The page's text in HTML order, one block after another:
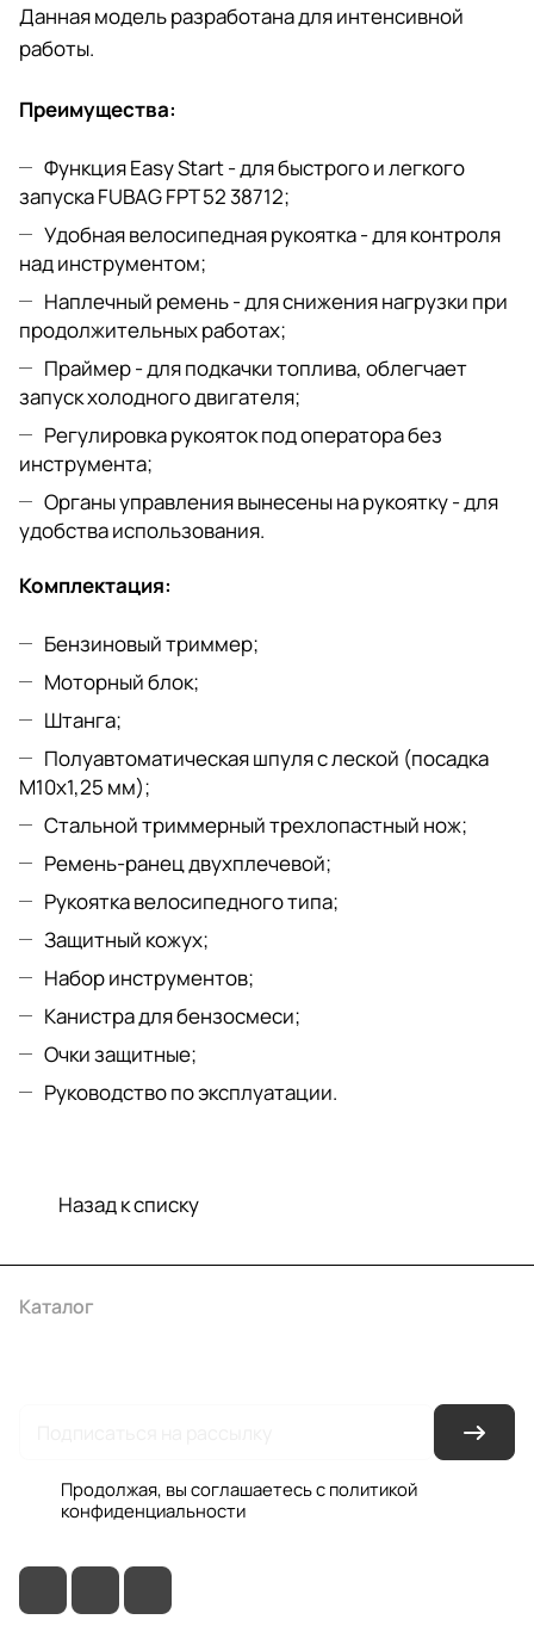
Данная модель разработана для интенсивной
работы.
Преимущества:
Функция Easy Start - для быстрого и легкого
запуска FUBAG FPT 52 38712;
Удобная велосипедная рукоятка - для контроля
над инструментом;
Наплечный ремень - для снижения нагрузки при
продолжительных работах;
Праймер - для подкачки топлива, облегчает
запуск холодного двигателя;
Регулировка рукояток под оператора без
инструмента;
Органы управления вынесены на рукоятку - для
удобства использования.
Комплектация:
Бензиновый триммер;
Моторный блок;
Штанга;
Полуавтоматическая шпуля с леской (посадка
М10х1,25 мм);
Стальной триммерный трехлопастный нож;
Ремень-ранец двухплечевой;
Рукоятка велосипедного типа;
Защитный кожух;
Набор инструментов;
Канистра для бензосмеси;
Очки защитные;
Руководство по эксплуатации.
Назад к списку
Каталог
Продолжая, вы соглашаетесь с политикой
конфиденциальности